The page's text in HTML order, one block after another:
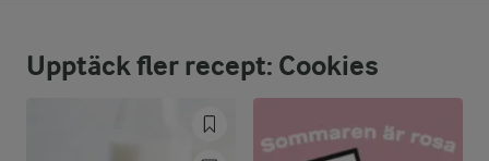
Fett:
54,9 %
10,3 g
Upptäck fler recept: Cookies